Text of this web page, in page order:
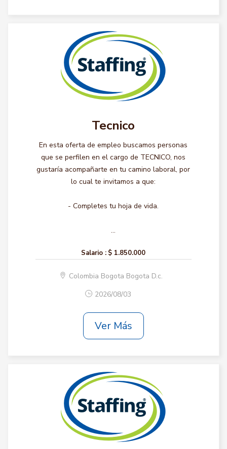
Tecnico
En esta oferta de empleo buscamos personas
que se perfilen en el cargo de TECNICO, nos
gustaría acompañarte en tu camino laboral, por
lo cual te invitamos a que:
- Completes tu hoja de vida.
...
Salario : $ 1.850.000
Colombia Bogota Bogota D.c.
2026/08/03
Ver Más